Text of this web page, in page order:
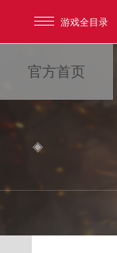
游戏全目录
官方首页